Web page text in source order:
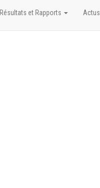
Résultats et Rapports Actus